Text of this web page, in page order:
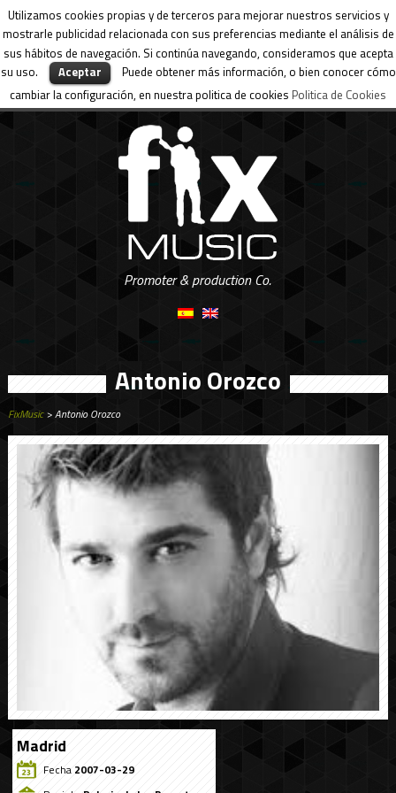
Utilizamos cookies propias y de terceros para mejorar nuestros servicios y
mostrarle publicidad relacionada con sus preferencias mediante el análisis de
sus hábitos de navegación. Si continúa navegando, consideramos que acepta
su uso.
Aceptar
Puede obtener más información, o bien conocer cómo
cambiar la configuración, en nuestra politica de cookies Politica de Cookies
Promoter & production Co.
Antonio Orozco
FixMusic> Antonio Orozco
Madrid
Fecha 2007-03-29